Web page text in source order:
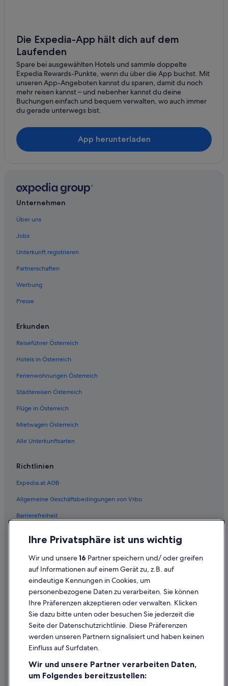
Hotels mit Yoga in Bad Griesbach im Rottal
Haustierfreundliche in Bad Griesbach im Rottal
Luxus in Bad Griesbach im Rottal
Hotel-Resorts in Bad Griesbach im Rottal
Bad Griesbach im Rottal Hotels
Cottages in Bad Griesbach-Therme
Gasthöfe in Bad Griesbach-Therme
Independent Hotels in Bad Griesbach-Therme
Bad Griesbach-Therme Hotels
Lodges in Bad Griesbach-Therme
Private Ferienhäuser in Bad Griesbach-Therme
Aparthotels in Pocking
Independent Hotels in Pocking
Landhäuser in Pocking
Private Ferienhäuser in Pocking
Die Expedia-App hält dich auf dem
Laufenden
Spare bei ausgewählten Hotels und sammle doppelte
Expedia Rewards-Punkte, wenn du über die App buchst. Mit
unseren App-Angeboten kannst du sparen, damit du noch
mehr reisen kannst – und nebenher kannst du deine
Buchungen einfach und bequem verwalten, wo auch immer
du gerade unterwegs bist.
App herunterladen
Unternehmen
Über uns
Jobs
Unterkunft registrieren
Partnerschaften
Werbung
Presse
Erkunden
Reiseführer Österreich
Hotels in Österreich
Ferienwohnungen Österreich
Städtereisen Österreich
Flüge in Österreich
Mietwagen Österreich
Alle Unterkunftsarten
Richtlinien
Expedia.at AGB
Allgemeine Geschäftsbedingungen von Vrbo
Barrierefreiheit
Cookie-Erklärung
Rechtliche Hinweise/Kontakt
Inhaltsrichtlinien und Melden von Inhalten
Hilfe
Hilfe
Rückerstattungsprozess und Zeitrahmen
Ihre Privatsphäre ist uns wichtig
Wir und unsere16 Partner speichern und/ oder greifen
auf Informationen auf einem Gerät zu, z.B. auf
eindeutige Kennungen in Cookies, um
personenbezogene Daten zu verarbeiten. Sie können
Ihre Präferenzen akzeptieren oder verwalten. Klicken
Sie dazu bitte unten oder besuchen Sie jederzeit die
Seite der Datenschutzrichtlinie. Diese Präferenzen
werden unseren Partnern signalisiert und haben keinen
Einfluss auf Surfdaten.
Wir und unsere Partner verarbeiten Daten,
um Folgendes bereitzustellen: